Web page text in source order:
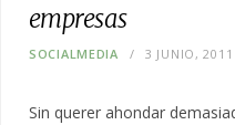
empresas
SOCIALMEDIA 3 JUNIO, 2011
Sin querer ahondar